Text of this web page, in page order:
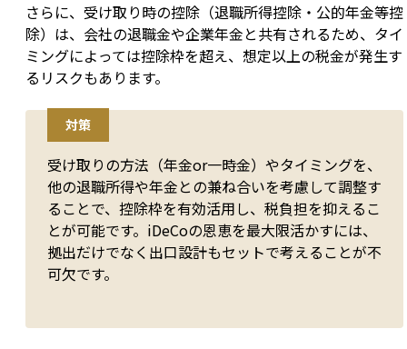
さらに、受け取り時の控除（退職所得控除・公的年金等控
除）は、会社の退職金や企業年金と共有されるため、タイ
ミングによっては控除枠を超え、想定以上の税金が発生す
るリスクもあります。
対策
受け取りの方法（年金or一時金）やタイミングを、
他の退職所得や年金との兼ね合いを考慮して調整す
ることで、控除枠を有効活用し、税負担を抑えるこ
とが可能です。iDeCoの恩恵を最大限活かすには、
拠出だけでなく出口設計もセットで考えることが不
可欠です。